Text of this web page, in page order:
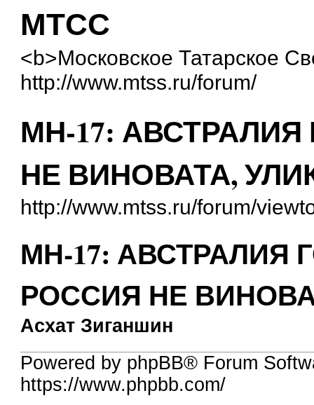
МТСС
<b>Московское Татарское
http://www.mtss.ru/forum/
МН-17:
НЕ ВИНОВАТА,
http://www.mtss.ru/forum/
МН-17: АВСТРАЛИЯ
РОССИЯ НЕ
Асхат Зиганшин
Powered by phpBB® Forum
https://www.phpbb.com/